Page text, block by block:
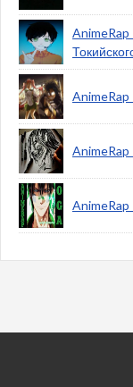
AnimeRap
AnimeRap
AnimeRap